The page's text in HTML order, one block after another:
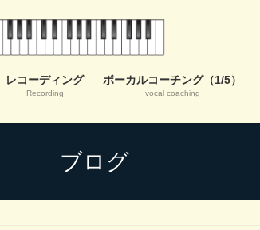
レコーディング
Recording
ボーカルコーチング（1/5）
vocal coaching
ブログ